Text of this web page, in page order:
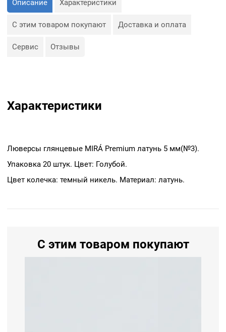
Описание Характеристики
С этим товаром покупают Доставка и оплата
Сервис Отзывы
Характеристики
Люверсы глянцевые MIRÁ Premium латунь 5 мм(№3).
Упаковка 20 штук. Цвет: Голубой.
Цвет колечка: темный никель. Материал: латунь.
С этим товаром покупают